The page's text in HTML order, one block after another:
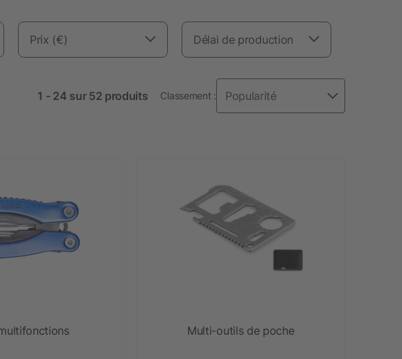
Prix (€) Délai de production
1 - 24 sur 52 produits Classement :
Multi-outils de poche